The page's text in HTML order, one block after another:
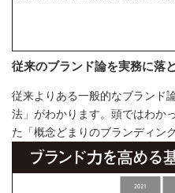
従来のブランド論を実務に落
従来よりある一般的なブランド
法」がわかります。頭ではわか
た「概念どまりのブランディン